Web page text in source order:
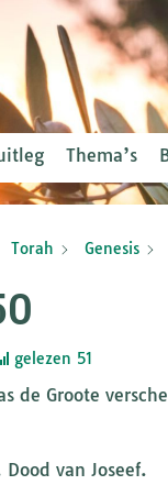
Thema’s
Torah Genesis
gelezen 51
de Groote
van Joseef.